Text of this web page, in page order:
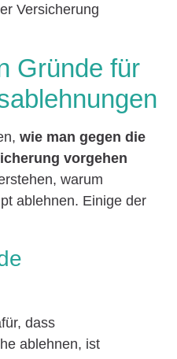
Versicherung
Gründe für
wie man gegen die
vorgehen
warum
ablehnen. Einige der
dass
ablehnen, ist